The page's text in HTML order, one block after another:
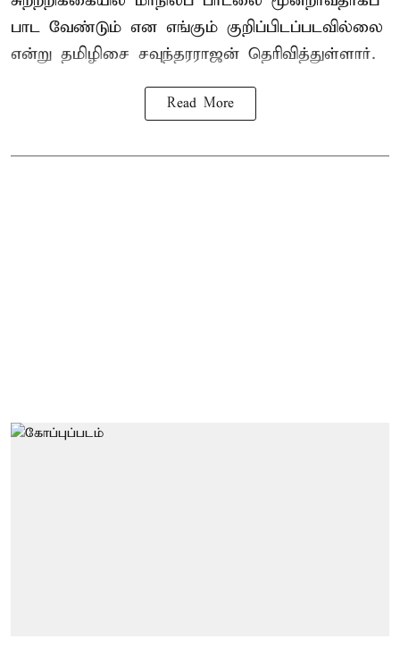
பாட வேண்டும் என எங்கும் குறிப்பிடப்படவில்லை
என்று தமிழிசை சவுந்தரராஜன் தெரிவித்துள்ளார்.
Read More